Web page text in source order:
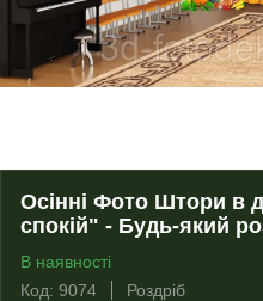
Осінні Фото Штори в
спокій" - Будь-який
В наявності
Код: 9074
Роздріб